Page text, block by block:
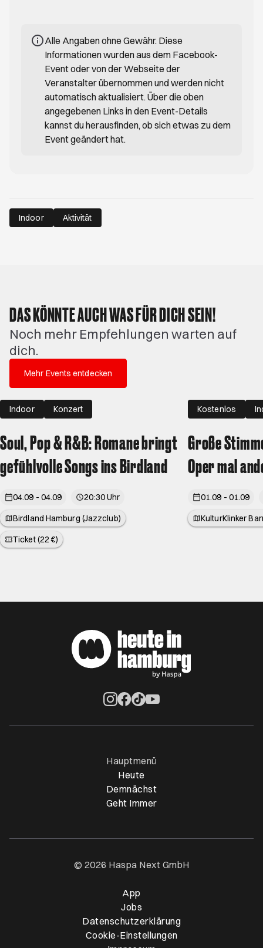
Alle Angaben ohne Gewähr. Diese
Informationen wurden aus dem Facebook-
Event oder von der Webseite der
Veranstalter übernommen und werden nicht
automatisch aktualisiert. Über die oben
angegebenen Links in den Event-Details
kannst du herausfinden, ob sich etwas zu dem
Event geändert hat.
Indoor Aktivität
DAS KÖNNTE AUCH WAS FÜR DICH SEIN!
Noch mehr Empfehlungen warten auf
dich.
Mehr Events entdecken
Indoor Konzert
Soul, Pop & R&B: Romane bringt
gefühlvolle Songs ins Birdland
04.09 - 04.09
20:30 Uhr
Birdland Hamburg (Jazzclub)
Ticket (22 €)
Kostenlos
Große
Oper mal
01.09 - 01.09
KulturKlinker
Hauptmenü
Heute
Demnächst
Geht Immer
© 2026 Haspa Next GmbH
App
Jobs
Datenschutzerklärung
Cookie-Einstellungen